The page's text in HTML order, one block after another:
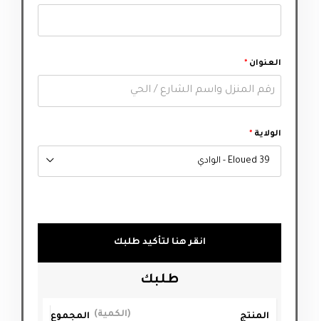
العنوان *
الولاية *
39 Eloued - الوادي
انقر هنا لتأكيد طلبك
طلبك
المنتج الكمية المجموع